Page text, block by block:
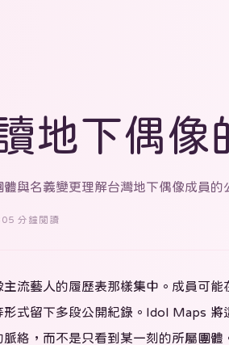
地下偶像
與名義變更理解台灣地下偶像成員的
5 分鐘閱讀
流藝人的履歷表那樣集中。成員可
形式留下多段公開紀錄。Idol Maps
絡，而不是只看到某一刻的所屬團體